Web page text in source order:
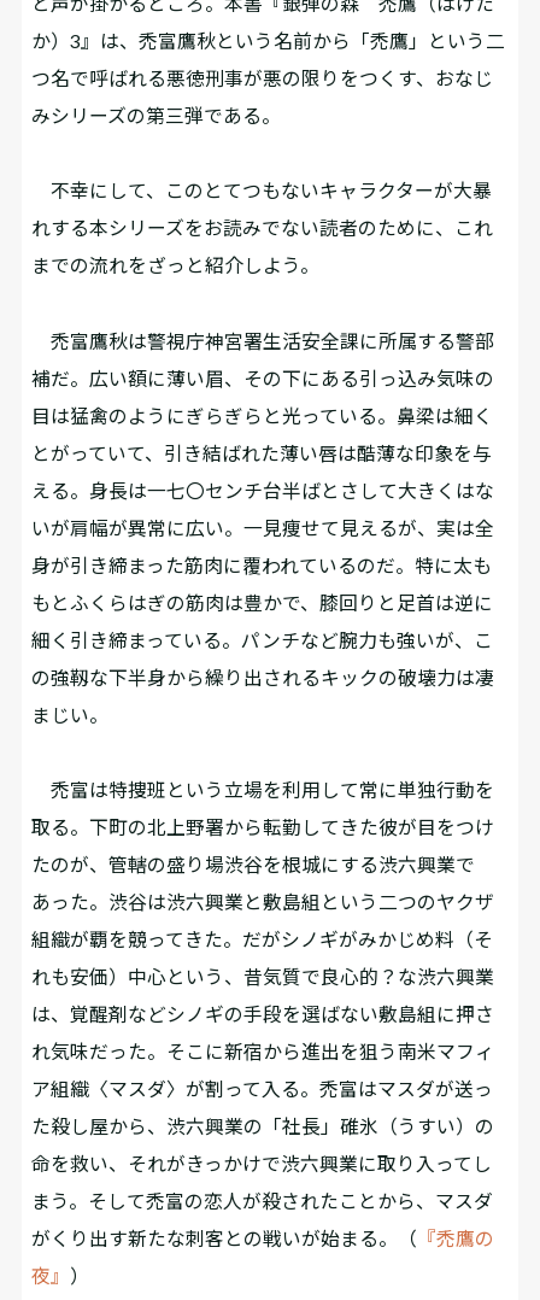
か）3』は、禿富鷹秋という名前から「禿鷹」という二
つ名で呼ばれる悪徳刑事が悪の限りをつくす、おなじ
みシリーズの第三弾である。
不幸にして、このとてつもないキャラクターが大暴
れする本シリーズをお読みでない読者のために、これ
までの流れをざっと紹介しよう。
禿富鷹秋は警視庁神宮署生活安全課に所属する警部
補だ。広い額に薄い眉、その下にある引っ込み気味の
目は猛禽のようにぎらぎらと光っている。鼻梁は細く
とがっていて、引き結ばれた薄い唇は酷薄な印象を与
える。身長は一七〇センチ台半ばとさして大きくはな
いが肩幅が異常に広い。一見痩せて見えるが、実は全
身が引き締まった筋肉に覆われているのだ。特に太も
もとふくらはぎの筋肉は豊かで、膝回りと足首は逆に
細く引き締まっている。パンチなど腕力も強いが、こ
の強靱な下半身から繰り出されるキックの破壊力は凄
まじい。
禿富は特捜班という立場を利用して常に単独行動を
取る。下町の北上野署から転勤してきた彼が目をつけ
たのが、管轄の盛り場渋谷を根城にする渋六興業で
あった。渋谷は渋六興業と敷島組という二つのヤクザ
組織が覇を競ってきた。だがシノギがみかじめ料（そ
れも安価）中心という、昔気質で良心的？な渋六興業
は、覚醒剤などシノギの手段を選ばない敷島組に押さ
れ気味だった。そこに新宿から進出を狙う南米マフィ
ア組織〈マスダ〉が割って入る。禿富はマスダが送っ
た殺し屋から、渋六興業の「社長」碓氷（うすい）の
命を救い、それがきっかけで渋六興業に取り入ってし
まう。そして禿富の恋人が殺されたことから、マスダ
がくり出す新たな刺客との戦いが始まる。（ 『禿鷹の
夜』 ）